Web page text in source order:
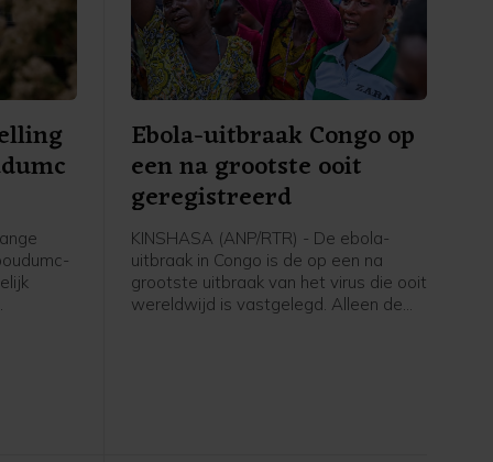
Ebola-uitbraak Congo op
een na grootste ooit
geregistreerd
KINSHASA (ANP/RTR) - De ebola-
uitbraak in Congo is de op een na
grootste uitbraak van het virus die ooit
wereldwijd is vastgelegd. Alleen de